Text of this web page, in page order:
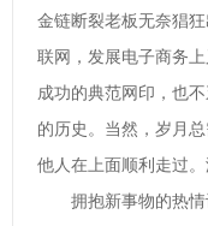
金链断裂老板无奈猖
联网，发展电子商务
成功的典范网印，也
的历史。当然，岁月
他人在上面顺利走过
拥抱新事物的热情